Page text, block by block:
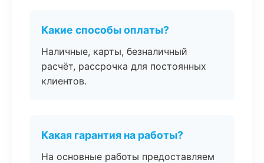
Какие способы оплаты?
Наличные, карты, безналичный
расчёт, рассрочка для постоянных
клиентов.
Какая гарантия на работы?
На основные работы предоставляем